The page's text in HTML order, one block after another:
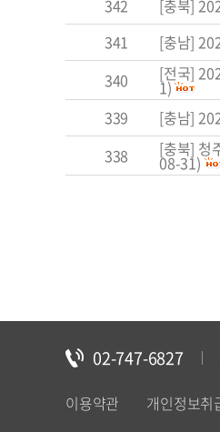
342
[충북]
341
[충남]
340
[전국]
1)
339
[충남]
338
[충북] 청
08-31)
02-747-6827
이용약관 개인정보취